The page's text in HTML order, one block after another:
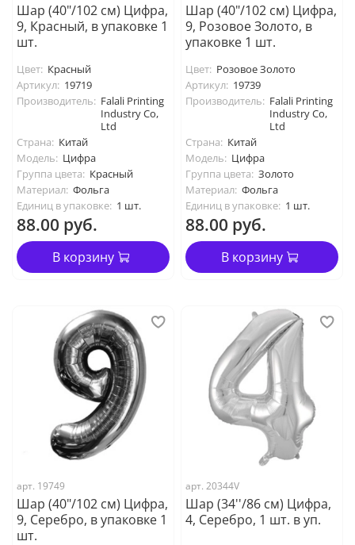
Шар (40"/102 см) Цифра,
9, Красный, в упаковке 1
шт.
Цвет: Красный
Артикул: 19719
Производитель: Falali Printing
Industry Co,
Ltd
Страна: Китай
Модель: Цифра
Группа цвета: Красный
Материал: Фольга
Единиц в упаковке: 1 шт.
88.00 руб.
В корзину
Шар (40"/102 см) Цифра,
9, Розовое Золото, в
упаковке 1 шт.
Цвет: Розовое Золото
Артикул: 19739
Производитель: Falali Printing
Industry Co,
Ltd
Страна: Китай
Модель: Цифра
Группа цвета: Золото
Материал: Фольга
Единиц в упаковке: 1 шт.
88.00 руб.
В корзину
арт. 19749
Шар (40"/102 см) Цифра,
9, Серебро, в упаковке 1
шт.
арт. 20344V
Шар (34''/86 см) Цифра,
4, Серебро, 1 шт. в уп.